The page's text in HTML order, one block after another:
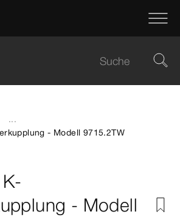
...
- Modell 9715.2TW
- Modell